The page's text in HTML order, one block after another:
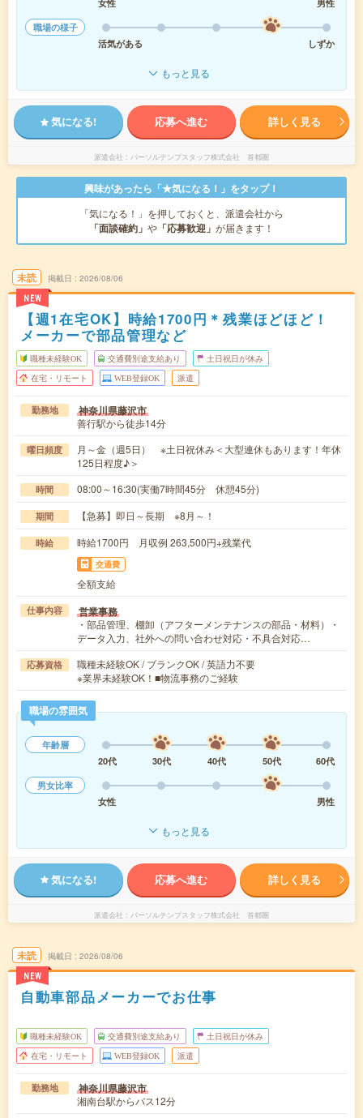
女性
男性
職場の様子
活気がある
しずか
もっと見る
気になる! 応募へ進む 詳しく見る
派遣会社 パーソルテンプスタッフ株式会社 首都圏
興味があったら「★気になる！」をタップ！
「気になる！」を押しておくと、派遣会社から
「面談確約」 や 「応募歓迎」 が届きます！
未読
NEW
掲載日 2026/08/06
【週1在宅OK】時給1700円＊残業ほどほど！
メーカーで部品管理など
職種未経験OK 交通費別途支給あり 土日祝日が休み
在宅・リモート WEB登録OK 派遣
勤務地 神奈川県藤沢市
善行駅から徒歩14分
曜日頻度
月～金（週5日） ※土日祝休み＜大型連休もあります！年休
125日程度♪＞
時間 08:00～16:30(実働7時間45分 休憩45分)
期間 【急募】即日～長期 ※8月～！
時給 時給1700円 月収例 263,500円+残業代
交通費
全額支給
仕事内容 営業事務
・部品管理、棚卸（アフターメンテナンスの部品・材料）・
データ入力、社外への問い合わせ対応・不具合対応…
応募資格
職種未経験OK / ブランクOK / 英語力不要
※業界未経験OK！■物流事務のご経験
職場の雰囲気
年齢層
20代
30代 40代 50代
60代
男女比率
女性
男性
もっと見る
気になる! 応募へ進む 詳しく見る
派遣会社 パーソルテンプスタッフ株式会社 首都圏
未読
NEW
掲載日 2026/08/06
自動車部品メーカーでお仕事
職種未経験OK 交通費別途支給あり 土日祝日が休み
在宅・リモート WEB登録OK 派遣
勤務地 神奈川県藤沢市
湘南台駅からバス12分